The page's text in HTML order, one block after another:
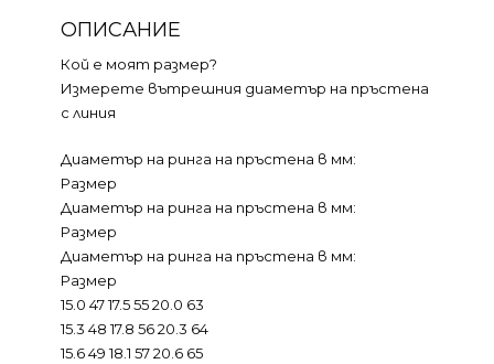
ОПИСАНИЕ
Кой е моят размер?
Измерете вътрешния диаметър на пръстена
с линия
Диаметър на ринга на пръстена в мм:
Размер
Диаметър на ринга на пръстена в мм:
Размер
Диаметър на ринга на пръстена в мм:
Размер
15.0 47 17.5 55 20.0 63
15.3 48 17.8 56 20.3 64
15.6 49 18.1 57 20.6 65